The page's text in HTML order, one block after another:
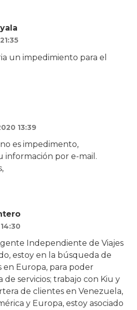
un impedimiento para el
13:39
es impedimento,
información por e-mail.
Independiente de Viajes
estoy en la búsqueda de
en Europa, para poder
de servicios; trabajo con Kiu y
de clientes en Venezuela,
y Europa, estoy asociado